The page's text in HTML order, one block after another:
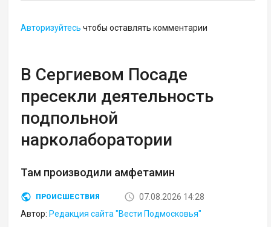
Авторизуйтесь чтобы оставлять комментарии
В Сергиевом Посаде
пресекли деятельность
подпольной
нарколаборатории
Там производили амфетамин
ПРОИСШЕСТВИЯ
07.08.2026 14:28
Автор: Редакция сайта "Вести Подмосковья"